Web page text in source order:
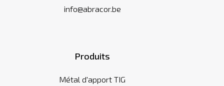
info@abracor.be
Produits
Métal d'apport TIG